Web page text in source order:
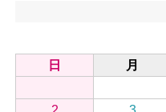
日 月